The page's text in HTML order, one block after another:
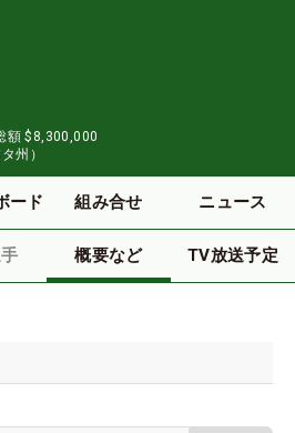
額 $8,300,000
州）
ード 組み合せ ニュース
概要など TV放送予定